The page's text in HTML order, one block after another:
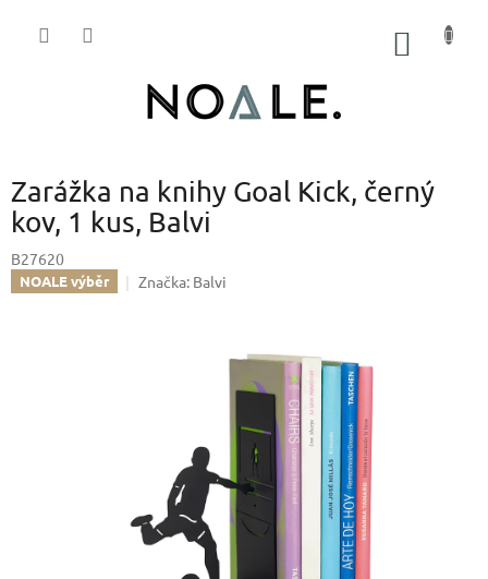
Zarážka na knihy Goal Kick, černý
kov, 1 kus, Balvi
B27620
NOALE výběr Značka: Balvi